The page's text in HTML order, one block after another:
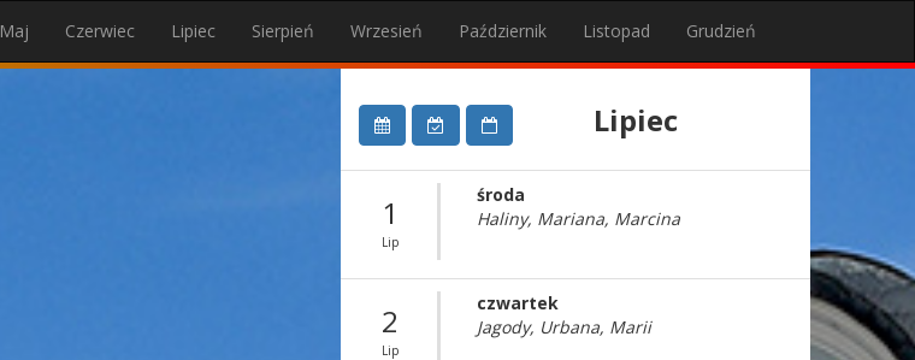
Maj Czerwiec Lipiec Sierpień Wrzesień Październik Listopad Grudzień
Lipiec
1
Lip
środa
Haliny, Mariana, Marcina
2
Lip
czwartek
Jagody, Urbana, Marii